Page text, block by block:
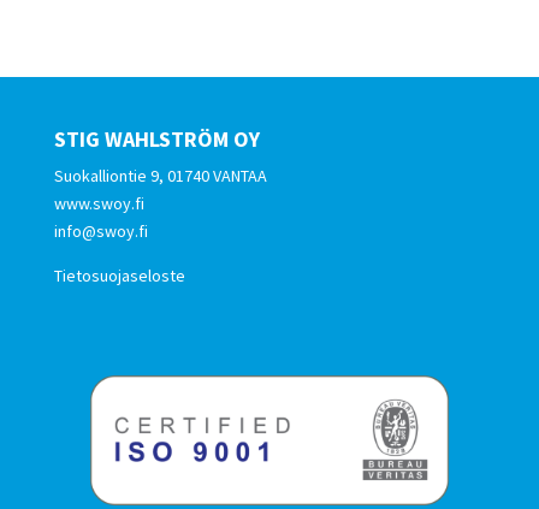
STIG WAHLSTRÖM OY
Suokalliontie 9, 01740 VANTAA
www.swoy.fi
info@swoy.fi
Tietosuojaseloste